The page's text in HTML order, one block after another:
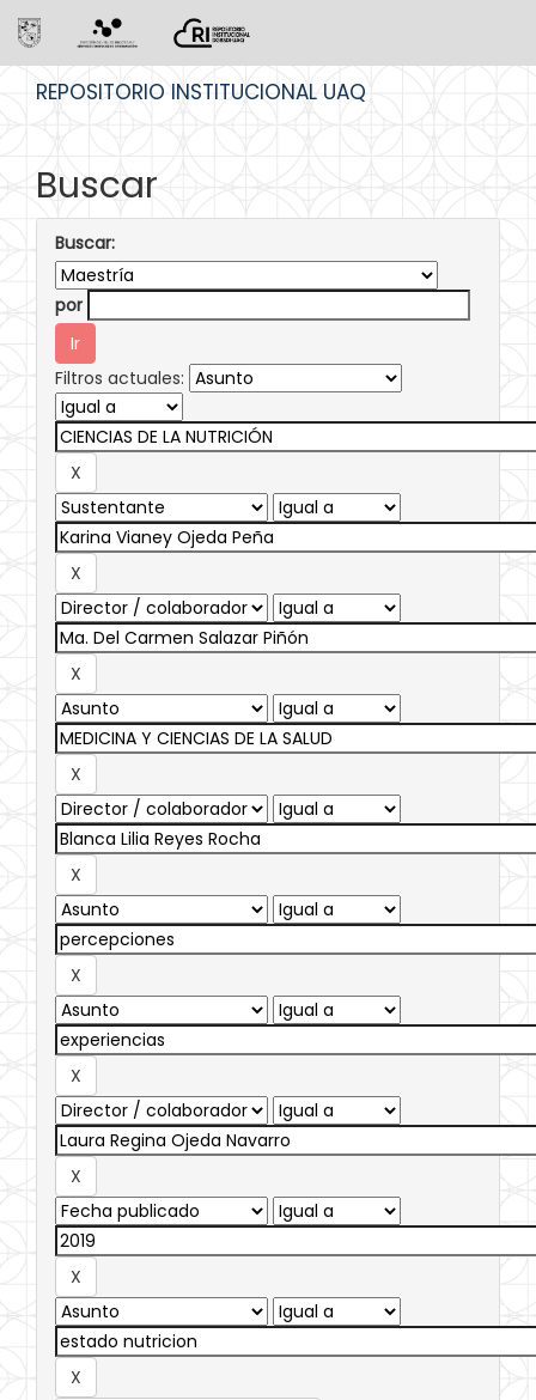
REPOSITORIO INSTITUCIONAL UAQ
Buscar
Buscar:
por
Filtros actuales: